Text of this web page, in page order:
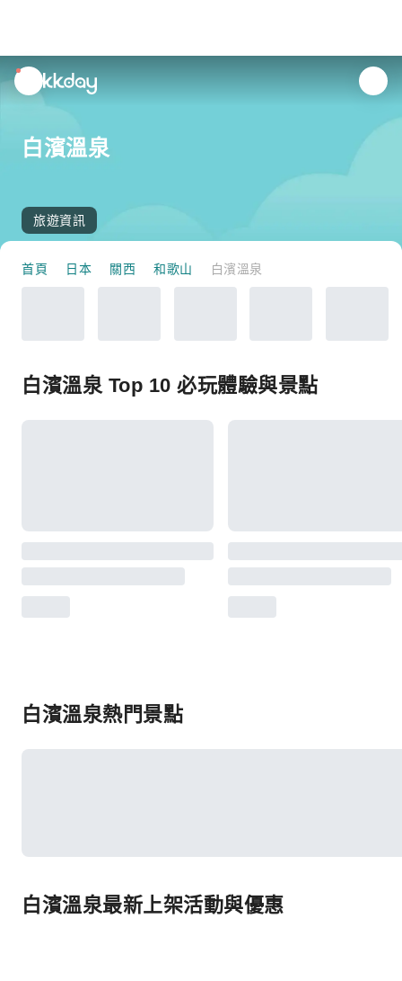
unread
notifications
白濱溫泉
旅遊資訊
首頁 日本 關西 和歌山 白濱溫泉
白濱溫泉 Top 10 必玩體驗與景點
白濱溫泉熱門景點
白濱溫泉最新上架活動與優惠